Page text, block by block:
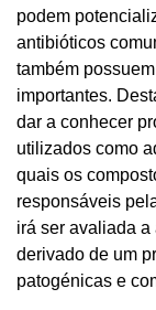
podem
antibióticos
também
importantes.
dar a conhecer
utilizados como
quais os
responsáveis
irá ser avaliada
derivado de um
patogénicas e